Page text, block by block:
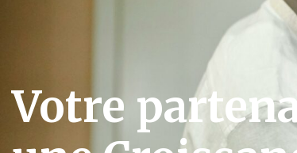
Votre